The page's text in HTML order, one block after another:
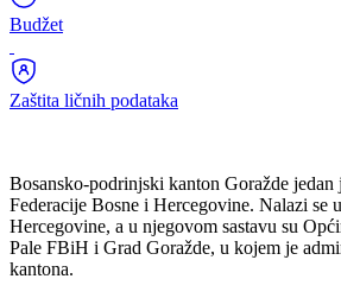
Registar udruženja
+ vodič
Budžet